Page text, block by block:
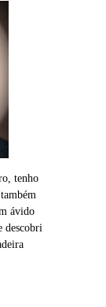
tenho
ávido
descobri